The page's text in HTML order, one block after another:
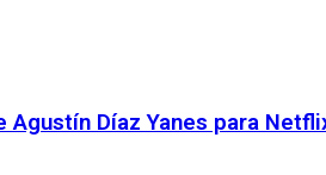
Agustín Díaz Yanes para